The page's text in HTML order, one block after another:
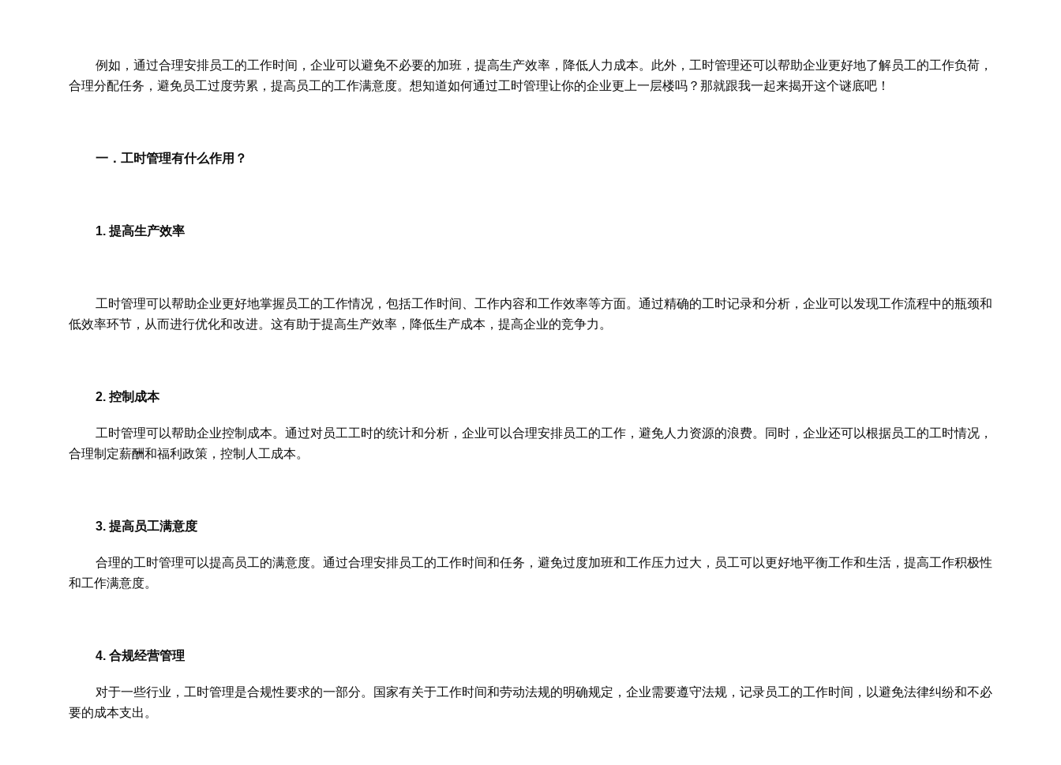
例如，通过合理安排员工的工作时间，企业可以避免不必要的加班，提高生产效率，降低人力成本。此外，工时管理还可以帮助企业更好地了解员工的工作负荷，
合理分配任务，避免员工过度劳累，提高员工的工作满意度。想知道如何通过工时管理让你的企业更上一层楼吗？那就跟我一起来揭开这个谜底吧！
一．工时管理有什么作用？
1. 提高生产效率
工时管理可以帮助企业更好地掌握员工的工作情况，包括工作时间、工作内容和工作效率等方面。通过精确的工时记录和分析，企业可以发现工作流程中的瓶颈和
低效率环节，从而进行优化和改进。这有助于提高生产效率，降低生产成本，提高企业的竞争力。
2. 控制成本
工时管理可以帮助企业控制成本。通过对员工工时的统计和分析，企业可以合理安排员工的工作，避免人力资源的浪费。同时，企业还可以根据员工的工时情况，
合理制定薪酬和福利政策，控制人工成本。
3. 提高员工满意度
合理的工时管理可以提高员工的满意度。通过合理安排员工的工作时间和任务，避免过度加班和工作压力过大，员工可以更好地平衡工作和生活，提高工作积极性
和工作满意度。
4. 合规经营管理
对于一些行业，工时管理是合规性要求的一部分。国家有关于工作时间和劳动法规的明确规定，企业需要遵守法规，记录员工的工作时间，以避免法律纠纷和不必
要的成本支出。